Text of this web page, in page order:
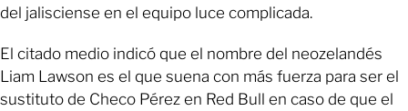
del jalisciense en el equipo luce complicada.
El citado medio indicó que el nombre del neozelandés
Liam Lawson es el que suena con más fuerza para ser el
sustituto de Checo Pérez en Red Bull en caso de que el